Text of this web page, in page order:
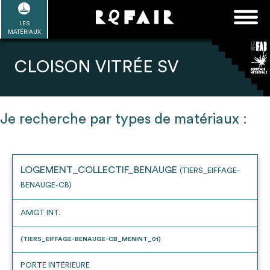
Passer
contenu
LES
MATÉRIAUX
EN SAVOIR PLUS
FAQ
Rechercher :
Refair mode d'emploi
1
Une fois connnecté, Télécharger les
CLOISON VITRÉE SV
Je recherche par types de matériaux :
LOGEMENT_COLLECTIF_BENAUGE (TIERS_EIFFAGE-
BENAUGE-CB)
AMGT INT.
(TIERS_EIFFAGE-BENAUGE-CB_MENINT_01)
PORTE INTÉRIEURE